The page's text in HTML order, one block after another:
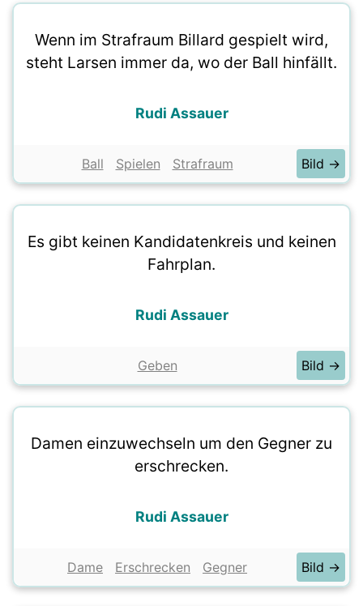
Wenn im Strafraum Billard gespielt wird,
steht Larsen immer da, wo der Ball hinfällt.
Rudi Assauer
Ball Spielen Strafraum Bild →
Es gibt keinen Kandidatenkreis und keinen
Fahrplan.
Rudi Assauer
Geben Bild →
Damen einzuwechseln um den Gegner zu
erschrecken.
Rudi Assauer
Dame Erschrecken Gegner Bild →